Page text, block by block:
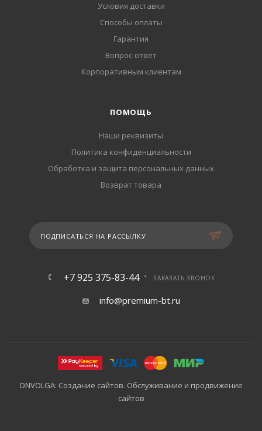
Условия доставки
Способы оплаты
Гарантия
Вопрос-ответ
Корпоративным клиентам
ПОМОЩЬ
Наши реквизиты
Политика конфиденциальности
Обработка и защита персональных данных
Возврат товара
ПОДПИСАТЬСЯ НА РАССЫЛКУ
+7 925 375-83-44 ЗАКАЗАТЬ ЗВОНОК
info@premium-bt.ru
ONVOLGA: Создание сайтов. Обслуживание и продвижение
сайтов